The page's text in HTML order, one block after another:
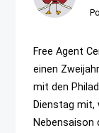
Free Agent
einen
mit den
Dienstag mit,
Nebensaison